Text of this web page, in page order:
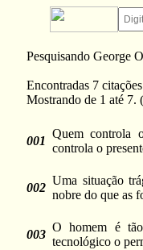
Pesquisando George
Encontradas 7
Mostrando de 1 até 7.
001
Quem controla
controla o
002
Uma situação
nobre do que as
003
O homem é
tecnológico o